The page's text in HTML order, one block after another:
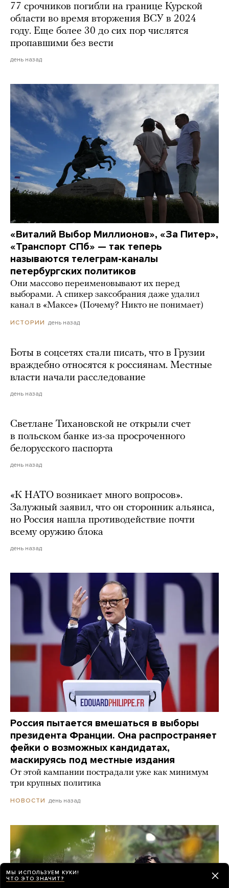
77 срочников погибли на границе Курской
области во время вторжения ВСУ в 2024
году. Еще более 30 до сих пор числятся
пропавшими без вести
день назад
«Виталий Выбор Миллионов», «За Питер»,
«Транспорт СПб» — так теперь
называются телеграм-каналы
петербургских политиков
Они массово переименовывают их перед
выборами. А спикер заксобрания даже удалил
канал в «Максе» (Почему? Никто не понимает)
ИСТОРИИ день назад
Боты в соцсетях стали писать, что в Грузии
враждебно относятся к россиянам. Местные
власти начали расследование
день назад
Светлане Тихановской не открыли счет
в польском банке из-за просроченного
белорусского паспорта
день назад
«К НАТО возникает много вопросов».
Залужный заявил, что он сторонник альянса,
но Россия нашла противодействие почти
всему оружию блока
день назад
Россия пытается вмешаться в выборы
президента Франции. Она распространяет
фейки о возможных кандидатах,
маскируясь под местные издания
От этой кампании пострадали уже как минимум
три крупных политика
НОВОСТИ день назад
МЫ ИСПОЛЬЗУЕМ КУКИ!
ЧТО ЭТО ЗНАЧИТ?